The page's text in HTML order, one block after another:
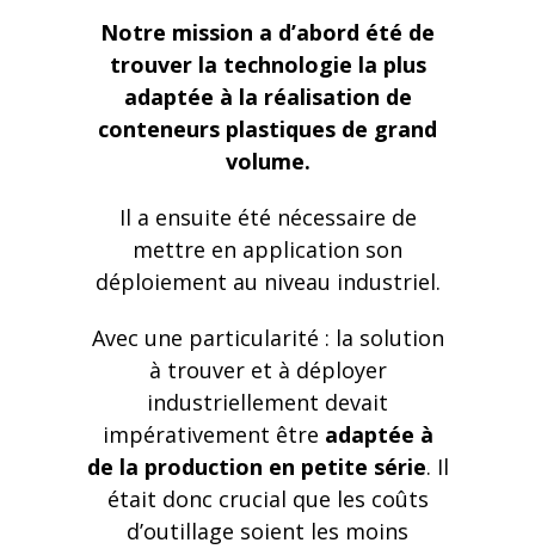
Notre mission a d’abord été de
trouver la technologie la plus
adaptée à la réalisation de
conteneurs plastiques de grand
volume.
Il a ensuite été nécessaire de
mettre en application son
déploiement au niveau industriel.
Avec une particularité : la solution
à trouver et à déployer
industriellement devait
impérativement être adaptée à
de la production en petite série. Il
était donc crucial que les coûts
d’outillage soient les moins